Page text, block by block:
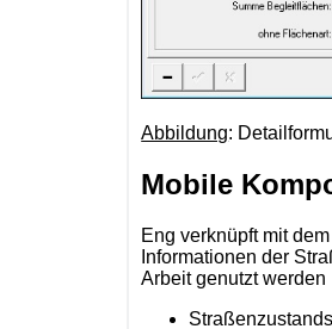
Abbildung:
Mobile
Eng verknüpft mit
Informationen der
Arbeit genutzt